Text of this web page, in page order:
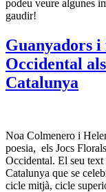
podeu veure algunes
gaudir!
Guanyadors i
Occidental
Catalunya
Noa Colmenero i
poesia, els Jocs
Occidental. El seu
Catalunya que se
cicle mitjà, cicle